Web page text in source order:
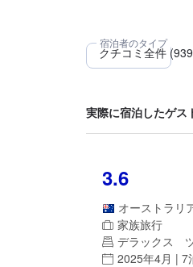
実際に宿泊したゲス
3.6
オーストラリ
家族旅行
デラックス
2025年4月 | 7